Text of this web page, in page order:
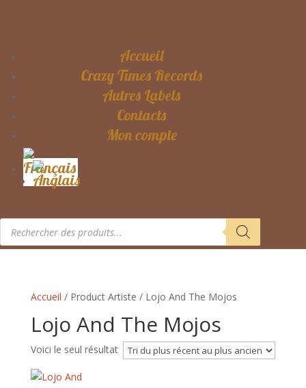
Accueil
Crazy Times Records
Autres Labels
Contacts
Mon compte
Recherche
produits
Accueil / Product Artiste / Lojo And The Mojos
Lojo And The Mojos
Voici le seul résultat